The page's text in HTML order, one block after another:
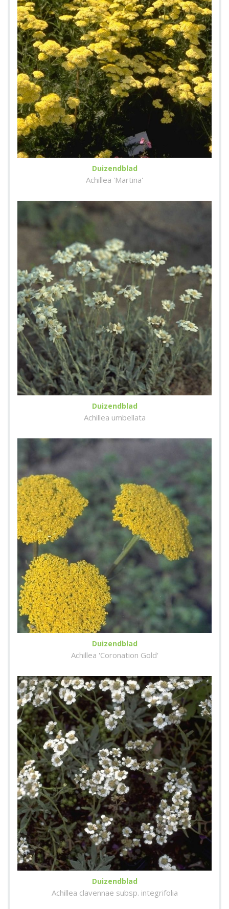
Duizendblad
Achillea 'Martina'
Duizendblad
Achillea umbellata
Duizendblad
Achillea 'Coronation Gold'
Duizendblad
Achillea clavennae subsp. integrifolia